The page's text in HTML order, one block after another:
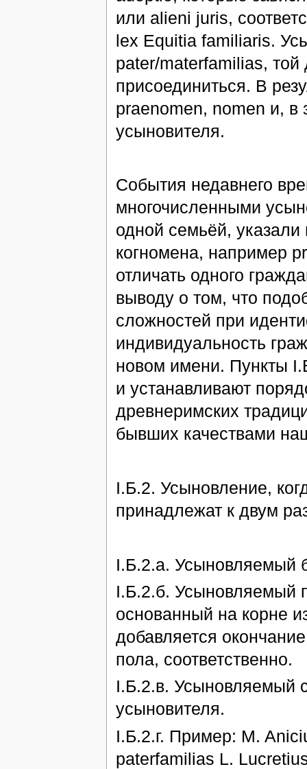
или alieni juris,
lex Equitia familiaris.
pater/materfamilias, той
присоединиться. В
praenomen, nomen и, в
усыновителя.
События недавнего
многочисленными
одной семьёй, указали
когномена, например
отличать одного
выводу о том, что
сложностей при
индивидуальность
новом имени. Пункты
и устанавливают
древнеримских
бывших качествами
I.Б.2. Усыновление,
принадлежат к двум
I.Б.2.а. Усыновляемый
I.Б.2.б. Усыновляемый
основанный на корне
добавляется
пола, соответственно.
I.Б.2.в. Усыновляемый
усыновителя.
I.Б.2.г. Пример: M.
paterfamilias L.